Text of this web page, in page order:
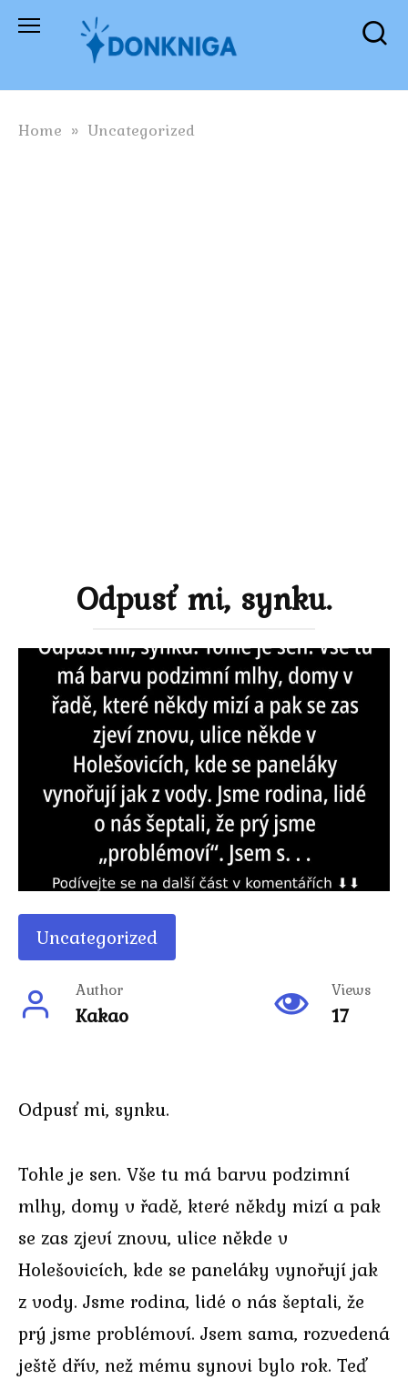
Skip
Home » Uncategorized
Odpusť mi, synku.
Uncategorized
Author
Kakao
Views
17
Odpusť mi, synku.
Tohle je sen. Vše tu má barvu podzimní
mlhy, domy v řadě, které někdy mizí a pak
se zas zjeví znovu, ulice někde v
Holešovicích, kde se paneláky vynořují jak
z vody. Jsme rodina, lidé o nás šeptali, že
prý jsme problémoví. Jsem sama, rozvedená
ještě dřív, než mému synovi bylo rok. Teď